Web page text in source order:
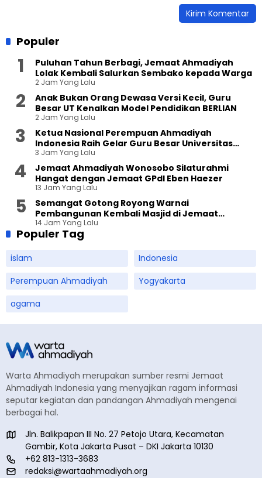
Populer
Puluhan Tahun Berbagi, Jemaat Ahmadiyah
Lolak Kembali Salurkan Sembako kepada Warga
2 Jam Yang Lalu
Anak Bukan Orang Dewasa Versi Kecil, Guru
Besar UT Kenalkan Model Pendidikan BERLIAN
2 Jam Yang Lalu
Ketua Nasional Perempuan Ahmadiyah
Indonesia Raih Gelar Guru Besar Universitas
Terbuka
3 Jam Yang Lalu
Jemaat Ahmadiyah Wonosobo Silaturahmi
Hangat dengan Jemaat GPdI Eben Haezer
13 Jam Yang Lalu
Semangat Gotong Royong Warnai
Pembangunan Kembali Masjid di Jemaat
Ahmadiyah Sukapura
14 Jam Yang Lalu
Populer Tag
islam
Indonesia
Perempuan Ahmadiyah
Yogyakarta
agama
Warta Ahmadiyah merupakan sumber resmi Jemaat
Ahmadiyah Indonesia yang menyajikan ragam informasi
seputar kegiatan dan pandangan Ahmadiyah mengenai
berbagai hal.
Jln. Balikpapan III No. 27 Petojo Utara, Kecamatan
Gambir, Kota Jakarta Pusat – DKI Jakarta 10130
+62 813-1313-3683
redaksi@wartaahmadiyah.org